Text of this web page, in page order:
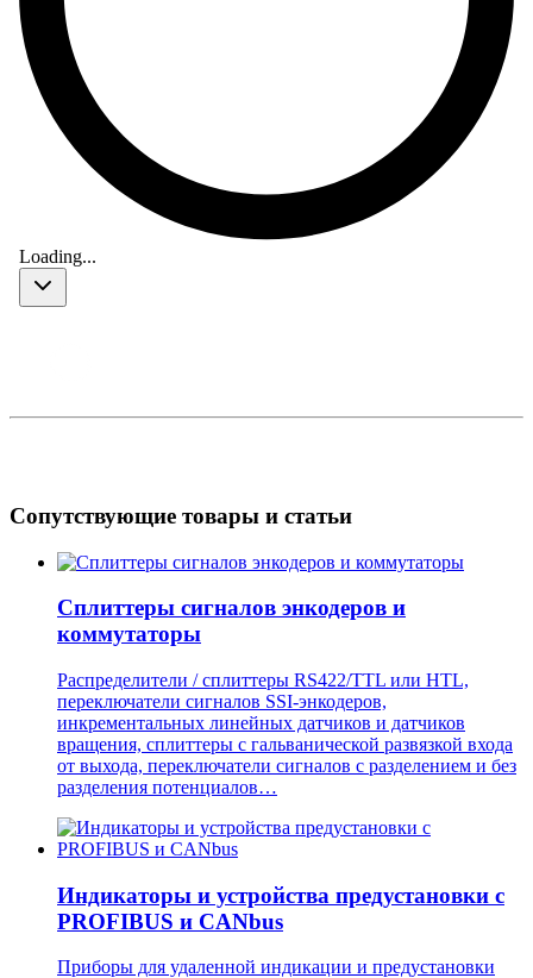
Сопутствующие товары и статьи
Сплиттеры сигналов энкодеров и
коммутаторы
Распределители / сплиттеры RS422/TTL или HTL,
переключатели сигналов SSI-энкодеров,
инкрементальных линейных датчиков и датчиков
вращения, сплиттеры с гальванической развязкой входа
от выхода, переключатели сигналов с разделением и без
разделения потенциалов…
Индикаторы и устройства предустановки с
PROFIBUS и CANbus
Приборы для удаленной индикации и предустановки